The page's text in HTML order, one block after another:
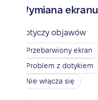
Wymiana ekranu
Dotyczy objawów
Przebarwiony ekran
Problem z dotykiem
Nie włącza się